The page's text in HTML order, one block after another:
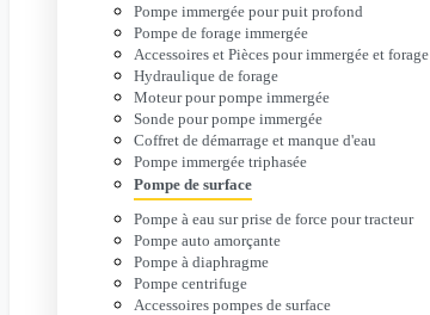
Pompe immergée pour puit profond
Pompe de forage immergée
Accessoires et Pièces pour immergée et forage
Hydraulique de forage
Moteur pour pompe immergée
Sonde pour pompe immergée
Coffret de démarrage et manque d'eau
Pompe immergée triphasée
Pompe de surface
Pompe à eau sur prise de force pour tracteur
Pompe auto amorçante
Pompe à diaphragme
Pompe centrifuge
Accessoires pompes de surface